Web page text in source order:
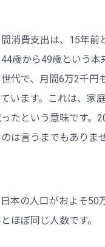
消費支出は、15年前
歳から49歳という本
代で、月間6万2千円
います。これは、家
たという意味です。
は言うまでもありま
本の人口がおよそ50
ほぼ同じ人数です。